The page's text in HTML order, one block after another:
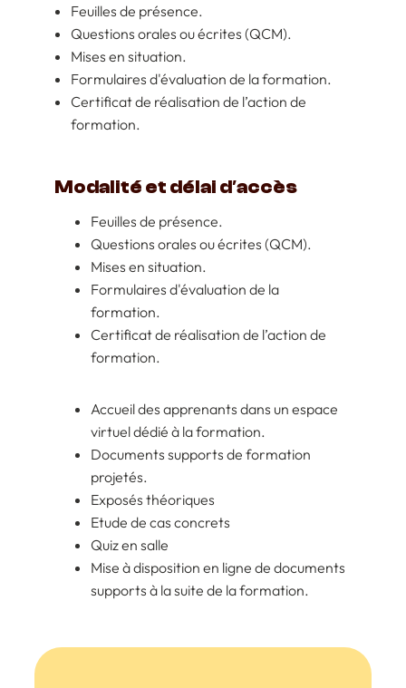
Feuilles de présence.
Questions orales ou écrites (QCM).
Mises en situation.
Formulaires d'évaluation de la formation.
Certificat de réalisation de l’action de
formation.
Modalité et délai d′accès
Feuilles de présence.
Questions orales ou écrites (QCM).
Mises en situation.
Formulaires d'évaluation de la
formation.
Certificat de réalisation de l’action de
formation.
Accueil des apprenants dans un espace
virtuel dédié à la formation.
Documents supports de formation
projetés.
Exposés théoriques
Etude de cas concrets
Quiz en salle
Mise à disposition en ligne de documents
supports à la suite de la formation.